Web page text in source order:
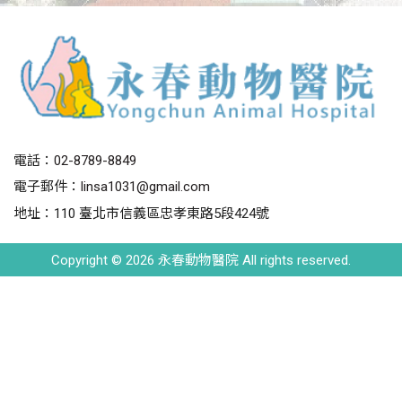
電話： 02-8789-8849
電子郵件： linsa1031@gmail.com
地址：110 臺北市信義區忠孝東路5段424號
Copyright © 2026 永春動物醫院 All rights reserved.